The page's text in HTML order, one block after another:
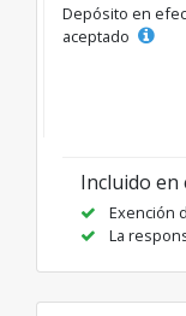
Depósito en
aceptado
Incluido en
Exención
La